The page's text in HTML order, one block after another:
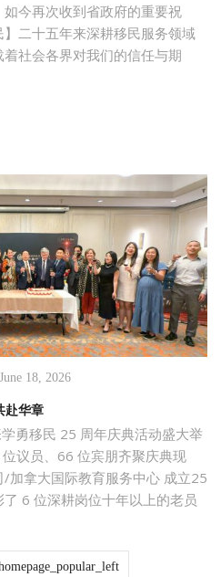
今再次收到省政府的重要祝
二十五年来深耕移民服务领域
社会各界对我们的信任与期
June 18, 2026
赴华章
勇移民 25 周年庆典活动盛大举
议员、66 位宾朋齐聚庆典现
加拿大国际教育服务中心 成立25
6 位深耕岗位十年以上的老员